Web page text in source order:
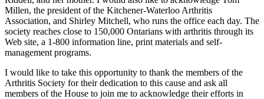
Millen, the president of the Kitchener-Waterloo Arthritis
Association, and Shirley Mitchell, who runs the office each day. The
society reaches close to 150,000 Ontarians with arthritis through its
Web site, a 1-800 information line, print materials and self-
management programs.
I would like to take this opportunity to thank the members of the
Arthritis Society for their dedication to this cause and ask all
members of the House to join me to acknowledge their efforts in